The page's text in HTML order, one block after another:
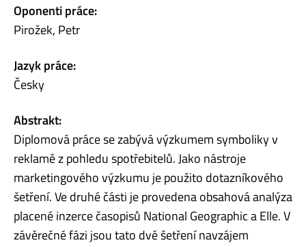
Oponenti práce:
Pirožek, Petr
Jazyk práce:
Česky
Abstrakt:
Diplomová práce se zabývá výzkumem symboliky v
reklamě z pohledu spotřebitelů. Jako nástroje
marketingového výzkumu je použito dotazníkového
šetření. Ve druhé části je provedena obsahová analýza
placené inzerce časopisů National Geographic a Elle. V
závěrečné fázi jsou tato dvě šetření navzájem